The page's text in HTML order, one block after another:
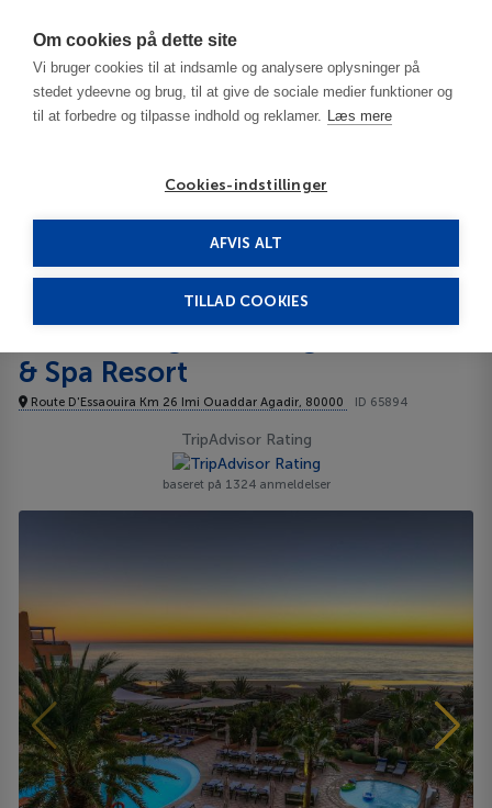
Om cookies på dette site
Vi bruger cookies til at indsamle og analysere oplysninger på
stedet ydeevne og brug, til at give de sociale medier funktioner og
til at forbedre og tilpasse indhold og reklamer. Læs mere
Cookies-indstillinger
AFVIS ALT
TILLAD COOKIES
Paradis Plage Surf Yoga & Spa Resort 5*****
& Spa Resort
Route D'Essaouira Km 26 Imi Ouaddar Agadir, 80000 ID 65894
TripAdvisor Rating
baseret på 1324 anmeldelser